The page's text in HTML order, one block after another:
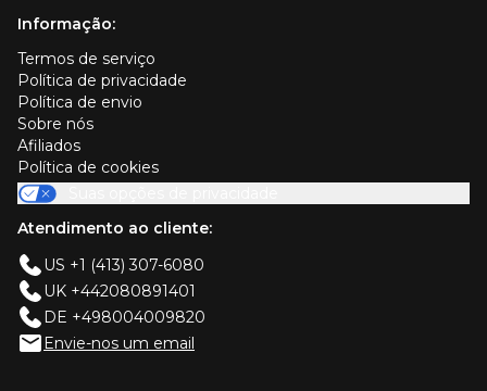
Informação:
Termos de serviço
Política de privacidade
Política de envio
Sobre nós
Afiliados
Política de cookies
Atendimento ao cliente:
US +1 (413) 307-6080
UK +442080891401
DE +498004009820
Envie-nos um email